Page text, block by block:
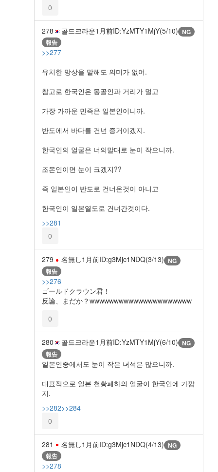
0
278 골드크라운1月前ID:YzMTY1MjY(5/10) NG
報告
>>277
유치한 망상을 말해도 의미가 없어.
참고로 한국인은 몽골인과 거리가 멀고
가장 가까운 민족은 일본인이니까.
반도에서 바다를 건넌 증거이겠지.
한국인의 얼굴은 너의말대로 눈이 작으니까.
조몬인이면 눈이 크겠지??
즉 일본인이 반도로 건너온것이 아니고
한국인이 일본열도로 건너간것이다.
>>281
0
279 名無し1月前ID:g3Mjc1NDQ(3/13) NG
報告
>>276
ゴールドクラウン君！
反論、まだか？wwwwwwwwwwwwwwwwwwwww
0
280 골드크라운1月前ID:YzMTY1MjY(6/10) NG
報告
일본인중에서도 눈이 작은 녀석은 많으니까.
대표적으로 일본 천황폐하의 얼굴이 한국인에 가깝
지.
>>282>>284
0
281 名無し1月前ID:g3Mjc1NDQ(4/13) NG
報告
>>278